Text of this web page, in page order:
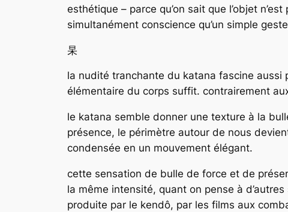
esthétique – parce qu’on sait que l’objet
simultanément conscience qu’un simple
杲
la nudité tranchante du katana fascine aussi
élémentaire du corps suffit. contrairement
le katana semble donner une texture à la
présence, le périmètre autour de nous
condensée en un mouvement élégant.
cette sensation de bulle de force et de
la même intensité, quant on pense à
produite par le kendô, par les films aux